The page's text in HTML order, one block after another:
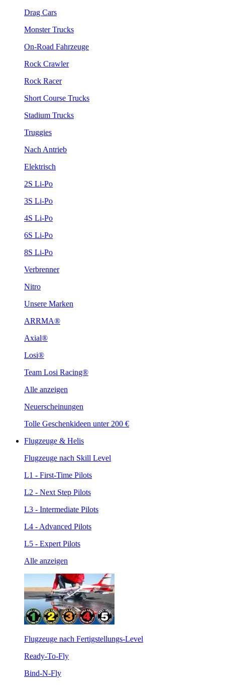
Drag Cars
Monster Trucks
On-Road Fahrzeuge
Rock Crawler
Rock Racer
Short Course Trucks
Stadium Trucks
Truggies
Nach Antrieb
Elektrisch
2S Li-Po
3S Li-Po
4S Li-Po
6S Li-Po
8S Li-Po
Verbrenner
Nitro
Unsere Marken
ARRMA®
Axial®
Losi®
Team Losi Racing®
Alle anzeigen
Neuerscheinungen
Tolle Geschenkideen unter 200 €
Flugzeuge & Helis
Flugzeuge nach Skill Level
L1 - First-Time Pilots
L2 - Next Step Pilots
L3 - Intermediate Pilots
L4 - Advanced Pilots
L5 - Expert Pilots
Alle anzeigen
Flugzeuge nach Fertigstellungs-Level
Ready-To-Fly
Bind-N-Fly